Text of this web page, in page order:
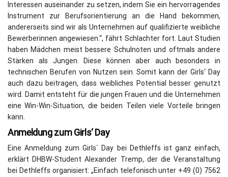
Interessen auseinander zu setzen, indem Sie ein hervorragendes
Instrument zur Berufsorientierung an die Hand bekommen,
andererseits sind wir als Unternehmen auf qualifizierte weibliche
Bewerberinnen angewiesen.“, fährt Schlachter fort. Laut Studien
haben Mädchen meist bessere Schulnoten und oftmals andere
Stärken als Jungen. Diese können aber auch besonders in
technischen Berufen von Nutzen sein. Somit kann der Girls‘ Day
auch dazu beitragen, dass weibliches Potential besser genutzt
wird. Damit entsteht für die jungen Frauen und die Unternehmen
eine Win-Win-Situation, die beiden Teilen viele Vorteile bringen
kann.
Anmeldung zum Girls‘ Day
Eine Anmeldung zum Girls` Day bei Dethleffs ist ganz einfach,
erklärt DHBW-Student Alexander Tremp, der die Veranstaltung
bei Dethleffs organisiert: „Einfach telefonisch unter +49 (0) 7562